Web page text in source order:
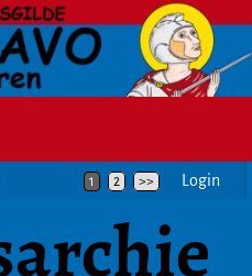
1 2 >> Login